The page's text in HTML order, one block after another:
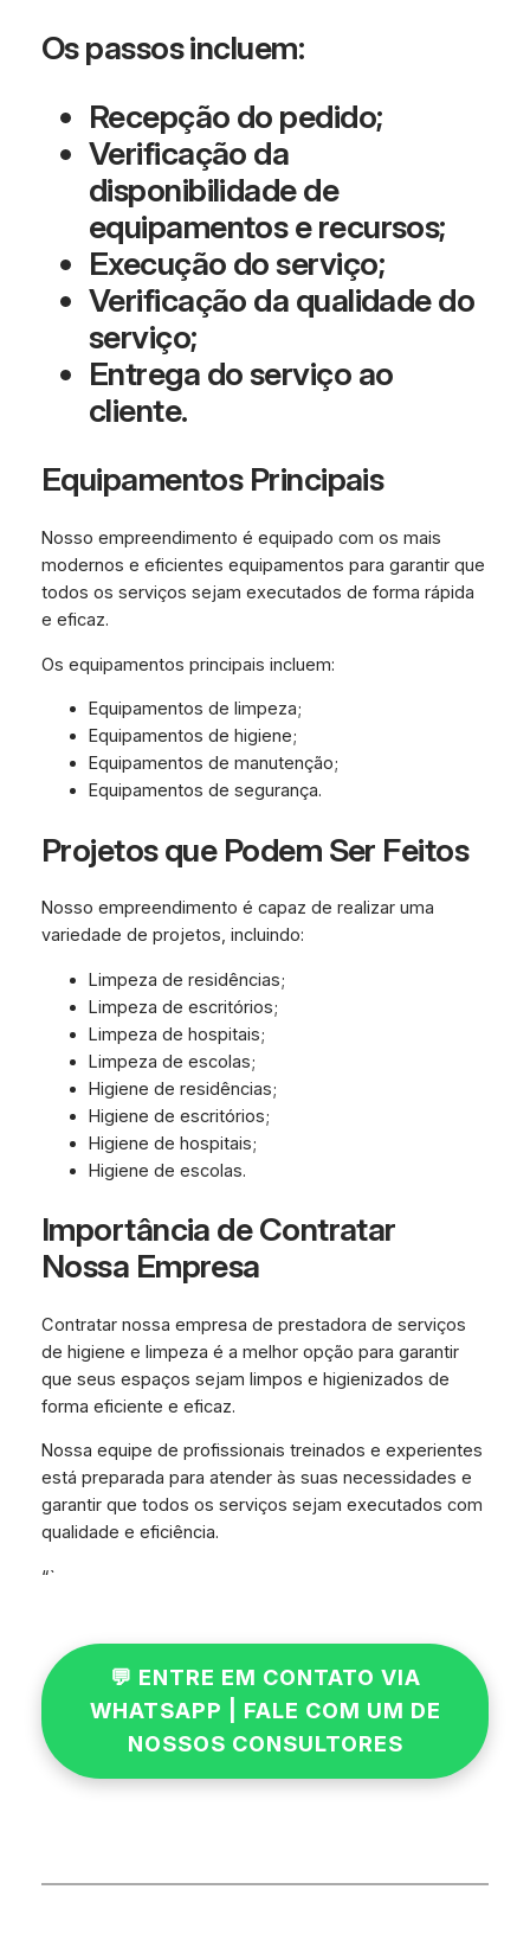
Os passos incluem:
Recepção do pedido;
Verificação da
disponibilidade de
equipamentos e recursos;
Execução do serviço;
Verificação da qualidade do
serviço;
Entrega do serviço ao
cliente.
Equipamentos Principais
Nosso empreendimento é equipado com os mais
modernos e eficientes equipamentos para garantir que
todos os serviços sejam executados de forma rápida
e eficaz.
Os equipamentos principais incluem:
Equipamentos de limpeza;
Equipamentos de higiene;
Equipamentos de manutenção;
Equipamentos de segurança.
Projetos que Podem Ser Feitos
Nosso empreendimento é capaz de realizar uma
variedade de projetos, incluindo:
Limpeza de residências;
Limpeza de escritórios;
Limpeza de hospitais;
Limpeza de escolas;
Higiene de residências;
Higiene de escritórios;
Higiene de hospitais;
Higiene de escolas.
Importância de Contratar
Nossa Empresa
Contratar nossa empresa de prestadora de serviços
de higiene e limpeza é a melhor opção para garantir
que seus espaços sejam limpos e higienizados de
forma eficiente e eficaz.
Nossa equipe de profissionais treinados e experientes
está preparada para atender às suas necessidades e
garantir que todos os serviços sejam executados com
qualidade e eficiência.
“`